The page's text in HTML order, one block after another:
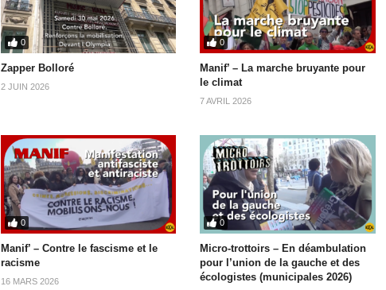
0
Zapper Bolloré
2 JUIN 2026
0
Manif’ – La marche bruyante pour
le climat
7 AVRIL 2026
0
Manif’ – Contre le fascisme et le
racisme
16 MARS 2026
0
Micro-trottoirs – En déambulation
pour l’union de la gauche et des
écologistes (municipales 2026)